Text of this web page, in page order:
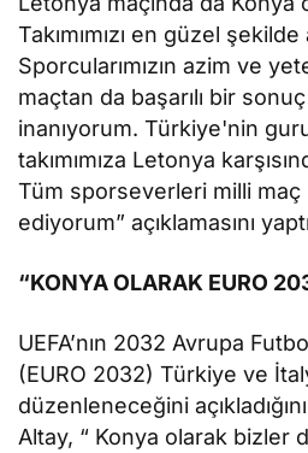
Takımımızı en güzel şekilde
Sporcularımızın azim ve
maçtan da başarılı bir
inanıyorum. Türkiye'nin
takımımıza Letonya
Tüm sporseverleri milli
ediyorum” açıklamasını
“KONYA OLARAK EURO
UEFA’nın 2032 Avrupa
(EURO 2032) Türkiye ve
düzenleneceğini
Altay, “ Konya olarak bizler